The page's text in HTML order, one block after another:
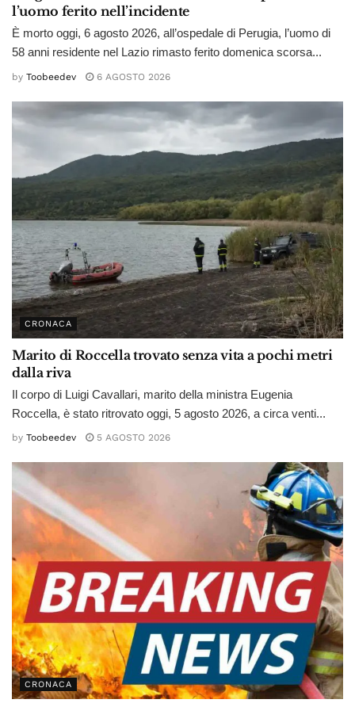
l’uomo ferito nell’incidente
È morto oggi, 6 agosto 2026, all’ospedale di Perugia, l’uomo di
58 anni residente nel Lazio rimasto ferito domenica scorsa...
by Toobeedev 6 AGOSTO 2026
CRONACA
Marito di Roccella trovato senza vita a pochi metri
dalla riva
Il corpo di Luigi Cavallari, marito della ministra Eugenia
Roccella, è stato ritrovato oggi, 5 agosto 2026, a circa venti...
by Toobeedev 5 AGOSTO 2026
CRONACA